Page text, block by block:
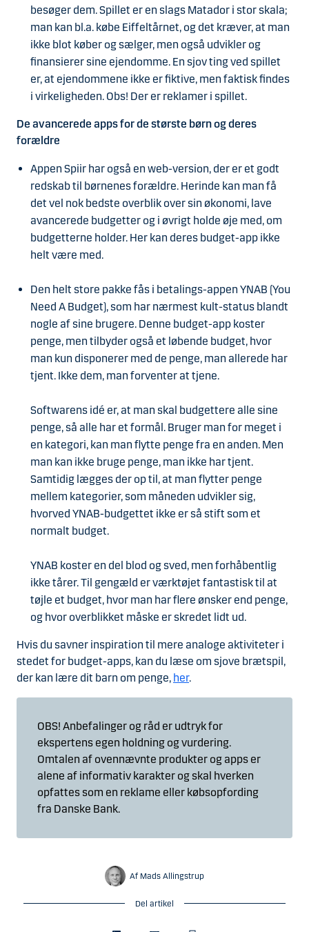
besøger dem. Spillet er en slags Matador i stor skala;
man kan bl.a. købe Eiffeltårnet, og det kræver, at man
ikke blot køber og sælger, men også udvikler og
finansierer sine ejendomme. En sjov ting ved spillet
er, at ejendommene ikke er fiktive, men faktisk findes
i virkeligheden. Obs! Der er reklamer i spillet.
De avancerede apps for de største børn og deres
forældre
Appen Spiir har også en web-version, der er et godt
redskab til børnenes forældre. Herinde kan man få
det vel nok bedste overblik over sin økonomi, lave
avancerede budgetter og i øvrigt holde øje med, om
budgetterne holder. Her kan deres budget-app ikke
helt være med.
Den helt store pakke fås i betalings-appen YNAB (You
Need A Budget), som har nærmest kult-status blandt
nogle af sine brugere. Denne budget-app koster
penge, men tilbyder også et løbende budget, hvor
man kun disponerer med de penge, man allerede har
tjent. Ikke dem, man forventer at tjene.
Softwarens idé er, at man skal budgettere alle sine
penge, så alle har et formål. Bruger man for meget i
en kategori, kan man flytte penge fra en anden. Men
man kan ikke bruge penge, man ikke har tjent.
Samtidig lægges der op til, at man flytter penge
mellem kategorier, som måneden udvikler sig,
hvorved YNAB-budgettet ikke er så stift som et
normalt budget.
YNAB koster en del blod og sved, men forhåbentlig
ikke tårer. Til gengæld er værktøjet fantastisk til at
tøjle et budget, hvor man har flere ønsker end penge,
og hvor overblikket måske er skredet lidt ud.
Hvis du savner inspiration til mere analoge aktiviteter i
stedet for budget-apps, kan du læse om sjove brætspil,
der kan lære dit barn om penge, her.
OBS! Anbefalinger og råd er udtryk for
ekspertens egen holdning og vurdering.
Omtalen af ovennævnte produkter og apps er
alene af informativ karakter og skal hverken
opfattes som en reklame eller købsopfording
fra Danske Bank.
Af Mads Allingstrup
Del artikel